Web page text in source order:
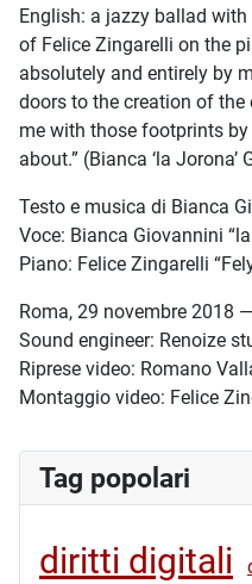
English: a jazzy ballad
of Felice Zingarelli on the
absolutely and entirely by
doors to the creation of
me with those footprints
about.” (Bianca ‘la Jorona’
Testo e musica di Bianca
Voce: Bianca Giovannini
Piano: Felice Zingarelli
Roma, 29 novembre 2018
Sound engineer: Renoize
Riprese video: Romano
Montaggio video: Felice
Tag popolari
diritti digitali